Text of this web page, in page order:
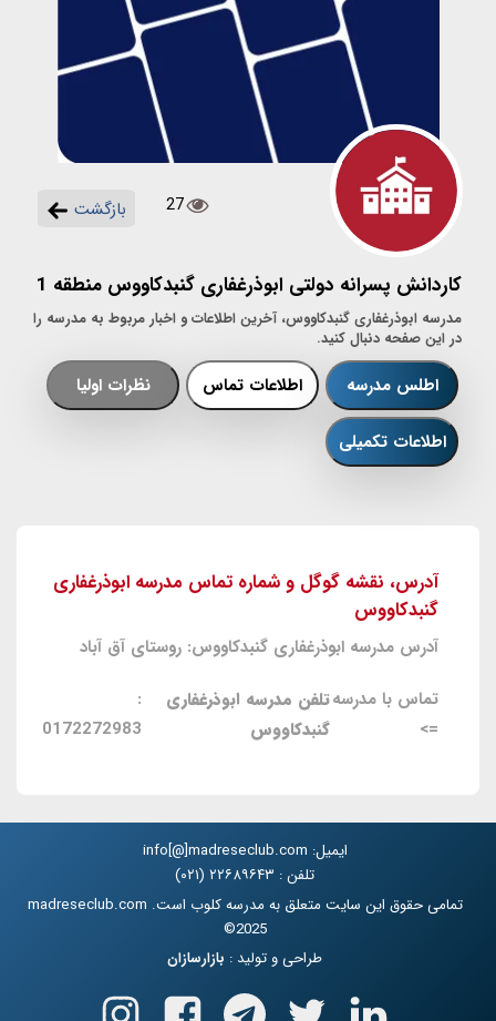
بازگشت 27
کاردانش پسرانه دولتی ابوذرغفاری گنبدکاووس منطقه 1
مدرسه ابوذرغفاری گنبدکاووس، آخرین اطلاعات و اخبار مربوط به مدرسه را
در این صفحه دنبال کنید.
اطلس مدرسه اطلاعات تماس نظرات اولیا
اطلاعات تکمیلی
آدرس، نقشه گوگل و شماره تماس مدرسه ابوذرغفاری
گنبدکاووس
آدرس مدرسه ابوذرغفاری گنبدکاووس: روستای آق آباد
تماس با مدرسه
=>
تلفن مدرسه ابوذرغفاری
گنبدکاووس
:
0172272983
ایمیل: info[@]madreseclub.com
تلفن : ۲۲۶۸۹۶۴۳ (۰۲۱)
تمامی حقوق این سایت متعلق به مدرسه کلوب است. madreseclub.com
2025©
طراحی و تولید : بازارسازان